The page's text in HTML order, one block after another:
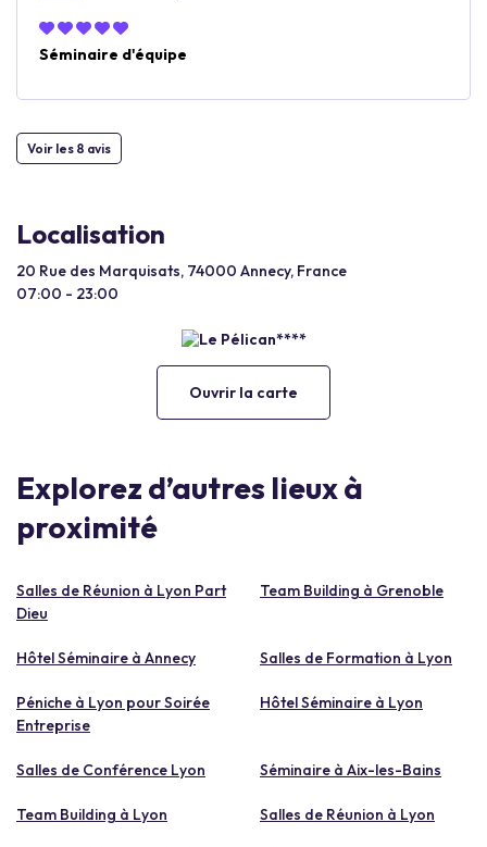
Séminaire d'équipe
Voir les 8 avis
Localisation
20 Rue des Marquisats, 74000 Annecy, France
07:00 - 23:00
Ouvrir la carte
Explorez d’autres lieux à
proximité
Salles de Réunion à Lyon Part
Dieu
Team Building à Grenoble
Hôtel Séminaire à Annecy Salles de Formation à Lyon
Péniche à Lyon pour Soirée
Entreprise
Hôtel Séminaire à Lyon
Salles de Conférence Lyon Séminaire à Aix-les-Bains
Team Building à Lyon Salles de Réunion à Lyon